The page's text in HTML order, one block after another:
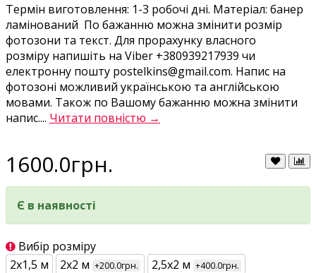
Термін виготовлення: 1-3 робочі дні. Матеріал: банер
ламінований По бажанню можна змінити розмір
фотозони та текст. Для прорахунку власного
розміру напишіть на Viber +380939217939 чи
електронну пошту postelkins@gmail.com. Напис на
фотозоні можливий українською та англійською
мовами. Також по Вашому бажанню можна змінити
напис.... Читати повністю →
1600.0грн.
Є в наявності
Вибір розміру
2х1,5 м
2х2 м +200.0грн. 2,5х2 м +400.0грн.